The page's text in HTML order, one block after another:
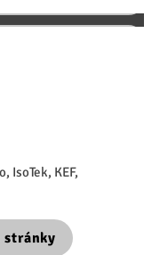
IsoTek, KEF,
stránky